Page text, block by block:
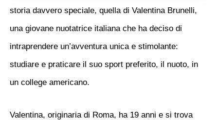
storia davvero speciale, quella di Valentina Brunelli,
una giovane nuotatrice italiana che ha deciso di
intraprendere un’avventura unica e stimolante:
studiare e praticare il suo sport preferito, il nuoto, in
un college americano.
Valentina, originaria di Roma, ha 19 anni e si trova